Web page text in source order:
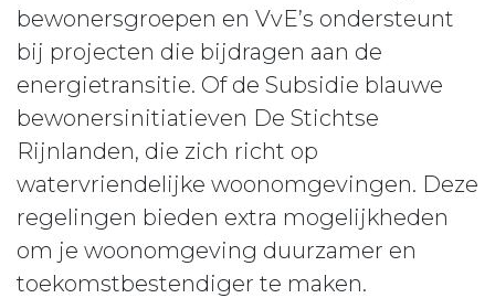
bewonersgroepen en VvE’s ondersteunt
bij projecten die bijdragen aan de
energietransitie. Of de Subsidie blauwe
bewonersinitiatieven De Stichtse
Rijnlanden, die zich richt op
watervriendelijke woonomgevingen. Deze
regelingen bieden extra mogelijkheden
om je woonomgeving duurzamer en
toekomstbestendiger te maken.